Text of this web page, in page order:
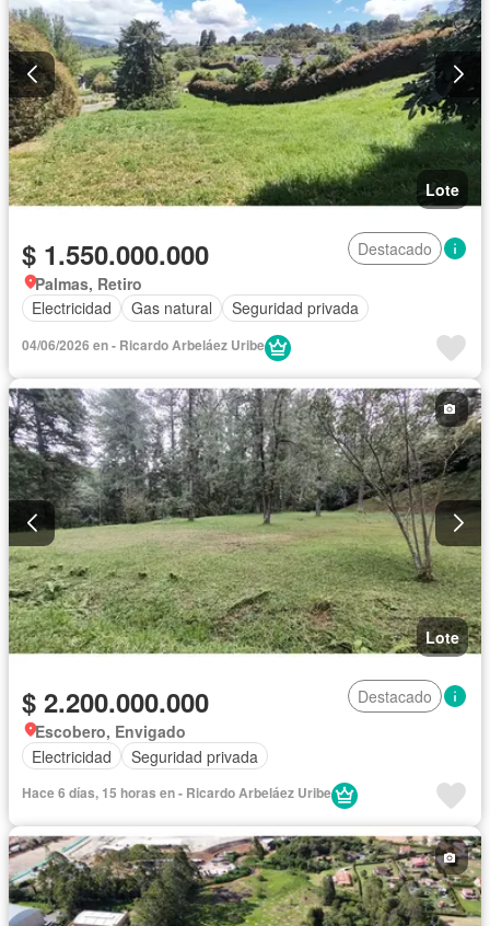
Lote
$ 1.550.000.000
Destacado
Palmas, Retiro
Electricidad
Gas natural Seguridad privada
04/06/2026 en - Ricardo Arbeláez Uribe
Lote
$ 2.200.000.000
Destacado
Escobero, Envigado
Electricidad
Seguridad privada
Hace 6 días, 15 horas en - Ricardo Arbeláez Uribe